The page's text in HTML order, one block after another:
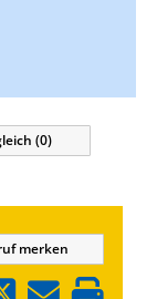
(0)
merken